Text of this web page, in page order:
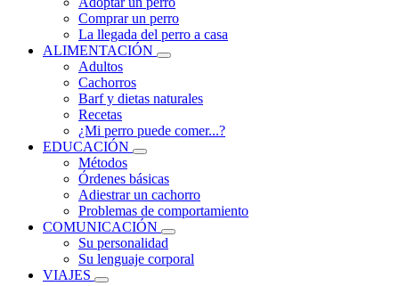
Comprar un perro
La llegada del perro a casa
ALIMENTACIÓN
Adultos
Cachorros
Barf y dietas naturales
Recetas
¿Mi perro puede comer...?
EDUCACIÓN
Métodos
Órdenes básicas
Adiestrar un cachorro
Problemas de comportamiento
COMUNICACIÓN
Su personalidad
Su lenguaje corporal
VIAJES